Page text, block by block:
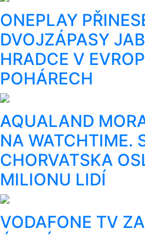
ONEPLAY
DVOJZÁPASY
HRADCE V
POHÁRECH
AQUALAND
NA WATCHTIME.
CHORVATSKA
MILIONU LIDÍ
VODAFONE TV